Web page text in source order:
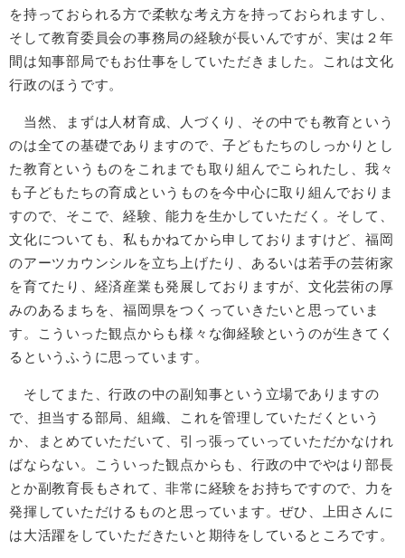
を持っておられる方で柔軟な考え方を持っておられますし、
そして教育委員会の事務局の経験が長いんですが、実は２年
間は知事部局でもお仕事をしていただきました。これは文化
行政のほうです。
当然、まずは人材育成、人づくり、その中でも教育という
のは全ての基礎でありますので、子どもたちのしっかりとし
た教育というものをこれまでも取り組んでこられたし、我々
も子どもたちの育成というものを今中心に取り組んでおりま
すので、そこで、経験、能力を生かしていただく。そして、
文化についても、私もかねてから申しておりますけど、福岡
のアーツカウンシルを立ち上げたり、あるいは若手の芸術家
を育てたり、経済産業も発展しておりますが、文化芸術の厚
みのあるまちを、福岡県をつくっていきたいと思っていま
す。こういった観点からも様々な御経験というのが生きてく
るというふうに思っています。
そしてまた、行政の中の副知事という立場でありますの
で、担当する部局、組織、これを管理していただくという
か、まとめていただいて、引っ張っていっていただかなけれ
ばならない。こういった観点からも、行政の中でやはり部長
とか副教育長もされて、非常に経験をお持ちですので、力を
発揮していただけるものと思っています。ぜひ、上田さんに
は大活躍をしていただきたいと期待をしているところです。